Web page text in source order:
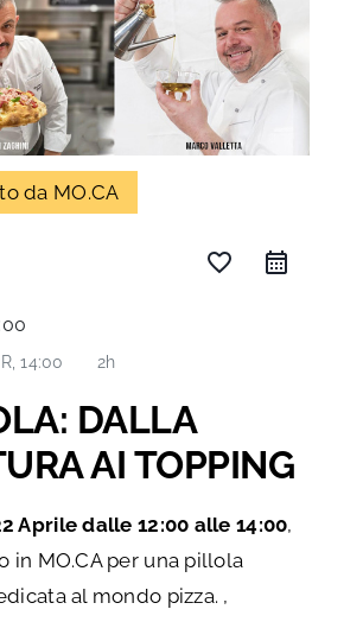
ORDINA
CONTATTI
da MO.CA
favorite_border
14:00 2h
DALLA
AI TOPPING
Aprile dalle 12:00 alle 14:00,
in MO.CA per una pillola
al mondo pizza. ,